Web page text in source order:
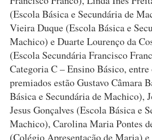
(Escola Básica e Secundária de
Vieira Duque (Escola Básica e
Machico) e Duarte Lourenço da
(Escola Secundária Francisco
Categoria C – Ensino Básico, entre
premiados estão Gustavo Câmara
Básica e Secundária de Machico),
Jesus Gonçalves (Escola Básica e
Machico), Carolina Maria Pontes
(Colégio Apresentação de Maria)